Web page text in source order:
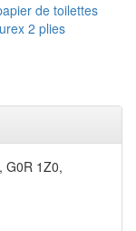
de toilettes
2 plies
G0R 1Z0,